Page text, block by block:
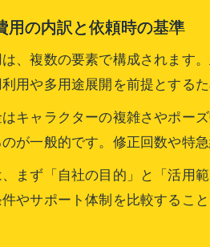
問
用の内訳と依頼時の基準
、複数の要素で構成されます
用や多用途展開を前提とする
キャラクターの複雑さやポー
が一般的です。修正回数や特
まず「自社の目的」と「活用
やサポート体制を比較するこ